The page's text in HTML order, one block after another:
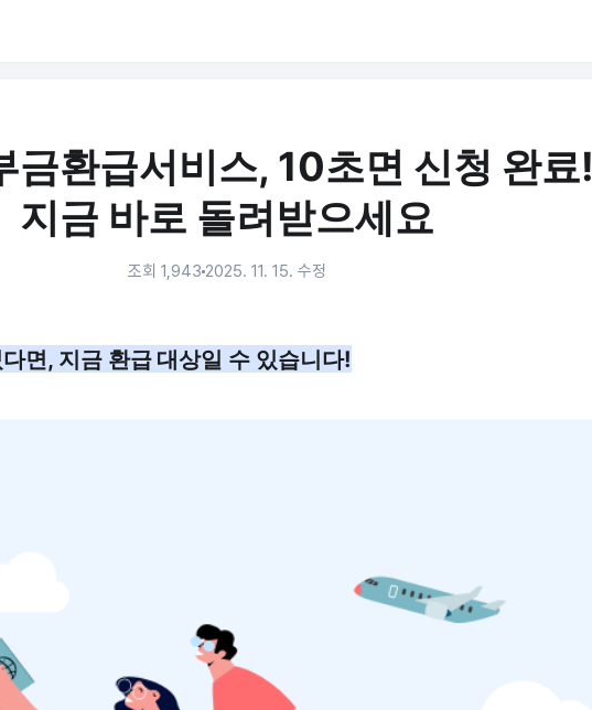
금환급서비스, 10초면 신청 완료!
지금 바로 돌려받으세요
조회 1,943 2025. 11. 15. 수정
면, 지금 환급 대상일 수 있습니다!